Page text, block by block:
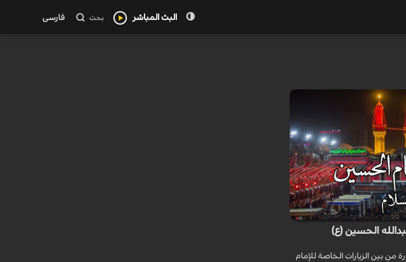
البث المباشر بحث فارسی
الحسين (ع)
من بين الزيارات الخاصة للإمام